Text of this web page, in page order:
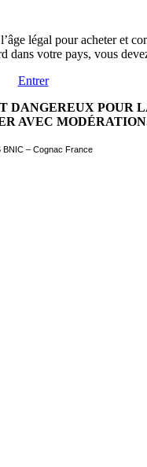
légal pour acheter et
dans votre pays, vous
Entrer
DANGEREUX POUR
AVEC
BNIC – Cognac France